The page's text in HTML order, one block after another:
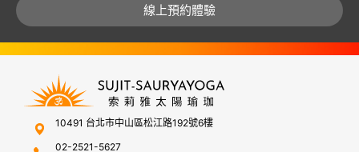
10491 台北市中山區松江路192號6樓
02-2521-5627
線上預約體驗